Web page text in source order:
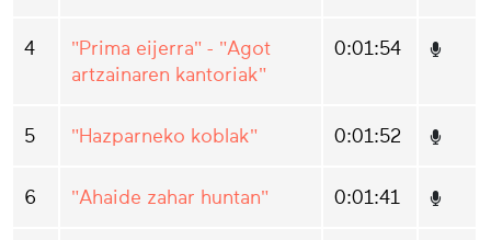
4
"Prima eijerra" - "Agot
artzainaren kantoriak"
0:01:54
5 "Hazparneko koblak" 0:01:52
6 "Ahaide zahar huntan" 0:01:41